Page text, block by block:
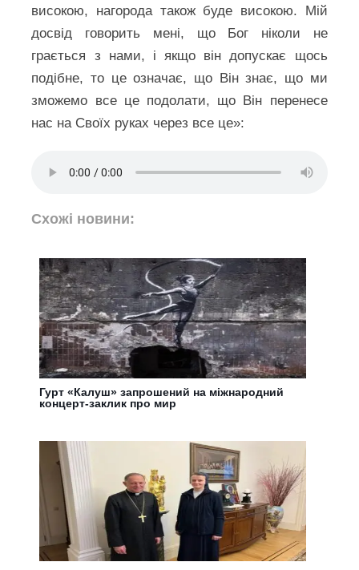
високою, нагорода також буде високою. Мій
досвід говорить мені, що Бог ніколи не
грається з нами, і якщо він допускає щось
подібне, то це означає, що Він знає, що ми
зможемо все це подолати, що Він перенесе
нас на Своїх руках через все це»:
Схожі новини:
Гурт «Калуш» запрошений на міжнародний
концерт-заклик про мир